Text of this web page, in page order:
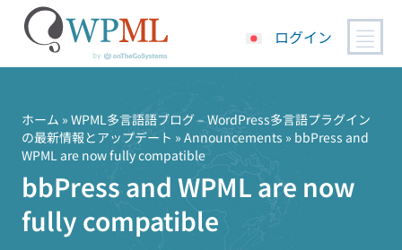
ログイン
ホーム » WPML多言語語ブログ – WordPress多言語プラグイン
の最新情報とアップデート » Announcements » bbPress and
WPML are now fully compatible
bbPress and WPML are now
fully compatible